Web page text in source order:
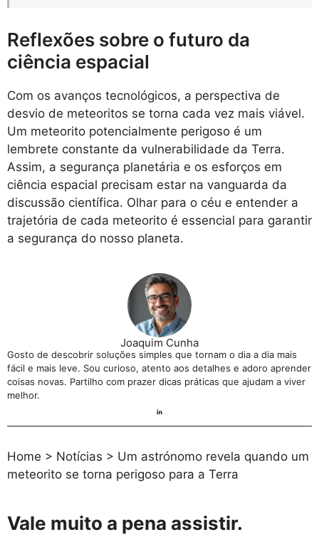
Reflexões sobre o futuro da
ciência espacial
Com os avanços tecnológicos, a perspectiva de
desvio de meteoritos se torna cada vez mais viável.
Um meteorito potencialmente perigoso é um
lembrete constante da vulnerabilidade da Terra.
Assim, a segurança planetária e os esforços em
ciência espacial precisam estar na vanguarda da
discussão científica. Olhar para o céu e entender a
trajetória de cada meteorito é essencial para garantir
a segurança do nosso planeta.
Joaquim Cunha
Gosto de descobrir soluções simples que tornam o dia a dia mais
fácil e mais leve. Sou curioso, atento aos detalhes e adoro aprender
coisas novas. Partilho com prazer dicas práticas que ajudam a viver
melhor.
Home > Notícias > Um astrónomo revela quando um
meteorito se torna perigoso para a Terra
Vale muito a pena assistir.